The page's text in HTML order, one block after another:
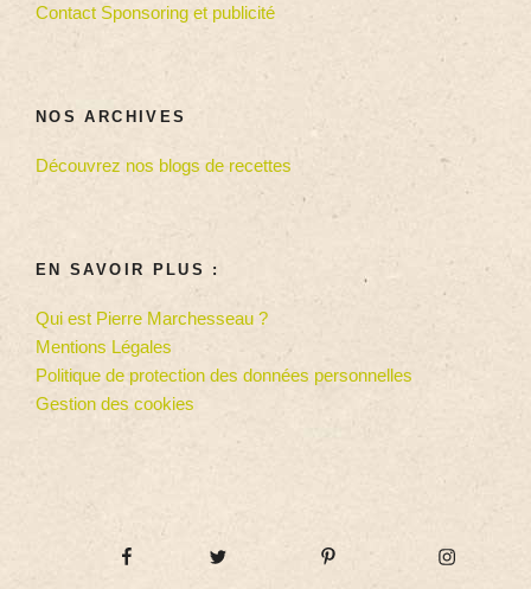
Contact Sponsoring et publicité
NOS ARCHIVES
Découvrez nos blogs de recettes
EN SAVOIR PLUS :
Qui est Pierre Marchesseau ?
Mentions Légales
Politique de protection des données personnelles
Gestion des cookies